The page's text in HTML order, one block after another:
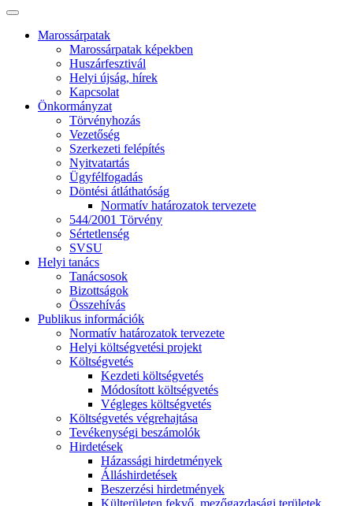
Marossárpatak
Marossárpatak képekben
Huszárfesztivál
Helyi újság, hírek
Kapcsolat
Önkormányzat
Törvényhozás
Vezetőség
Szerkezeti felépítés
Nyitvatartás
Ügyfélfogadás
Döntési átláthatóság
Normatív határozatok tervezete
544/2001 Törvény
Sértetlenség
SVSU
Helyi tanács
Tanácsosok
Bizottságok
Összehívás
Publikus információk
Normatív határozatok tervezete
Helyi költségvetési projekt
Költségvetés
Kezdeti költségvetés
Módosított költségvetés
Végleges költségvetés
Költségvetés végrehajtása
Tevékenységi beszámolók
Hirdetések
Házassági hirdetmények
Álláshirdetések
Beszerzési hirdetmények